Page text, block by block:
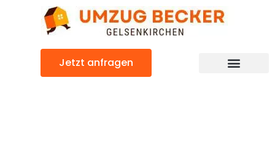
Jetzt anfragen